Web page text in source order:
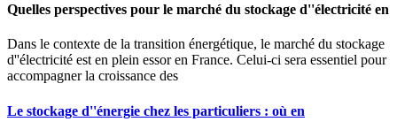
Quelles perspectives pour le marché du stockage d''électricité en
Dans le contexte de la transition énergétique, le marché du stockage
d''électricité est en plein essor en France. Celui-ci sera essentiel pour
accompagner la croissance des
Le stockage d''énergie chez les particuliers : où en